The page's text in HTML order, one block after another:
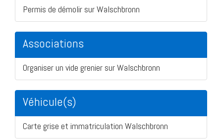
Permis de démolir sur Walschbronn
Associations
Organiser un vide grenier sur Walschbronn
Véhicule(s)
Carte grise et immatriculation Walschbronn